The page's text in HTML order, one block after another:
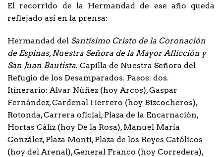
El recorrido de la Hermandad de ese año queda
reflejado así en la prensa:
Hermandad del Santísimo Cristo de la Coronación
de Espinas, Nuestra Señora de la Mayor Aflicción y
San Juan Bautista. Capilla de Nuestra Señora del
Refugio de los Desamparados. Pasos: dos.
Itinerario: Alvar Núñez (hoy Arcos), Gaspar
Fernández, Cardenal Herrero (hoy Bizcocheros),
Rotonda, Carrera oficial, Plaza de la Encarnación,
Hortas Cáliz (hoy De la Rosa), Manuel María
González, Plaza Monti, Plaza de los Reyes Católicos
(hoy del Arenal), General Franco (hoy Corredera),